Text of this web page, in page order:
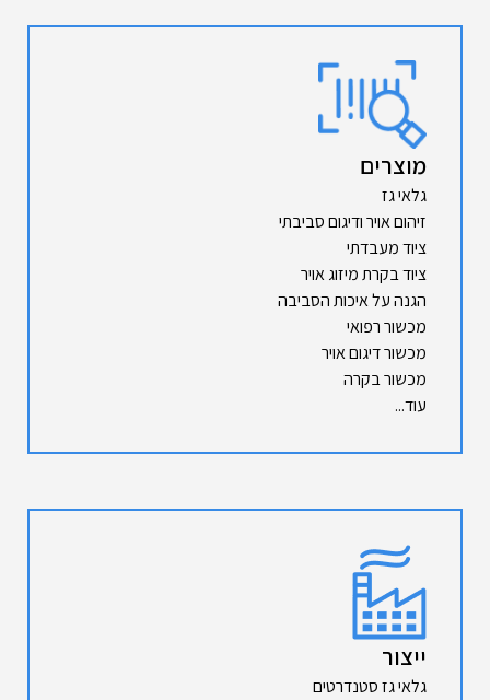
מוצרים
גלאי גז
זיהום אויר ודיגום סביבתי
ציוד מעבדתי
ציוד בקרת מיזוג אויר
הגנה על איכות הסביבה
מכשור רפואי
מכשור דיגום אויר
מכשור בקרה
עוד...
ייצור
גלאי גז סטנדרטים